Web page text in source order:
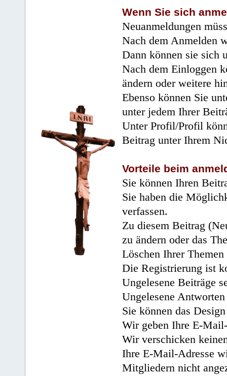
Wenn Sie sich
Neuanmeldungen
Nach dem Anmelden
Dann können sie sich
Nach dem Einloggen
ändern oder weitere
Ebenso können Sie
unter jedem Ihrer
Unter Profil/Profil
Beitrag unter Ihrem
Vorteile beim
Sie können Ihren
Sie haben die
verfassen.
Zu diesem Beitrag
zu ändern oder das
Löschen Ihrer
Die Registrierung ist
Ungelesene Beiträge
Ungelesene
Sie können das
Wir geben Ihre E-
Wir verschicken
Ihre E-Mail-Adresse
Mitgliedern nicht